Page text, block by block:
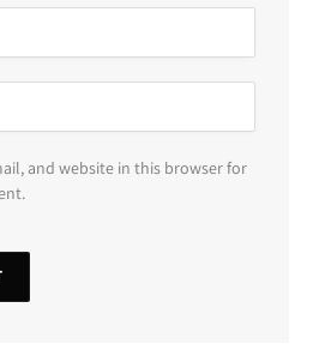
and website in this browser for